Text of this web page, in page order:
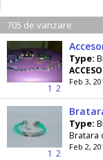
705 de vanzare
1 2
Type:
Feb 3,
1 2
Type:
Bratara
Feb 2,